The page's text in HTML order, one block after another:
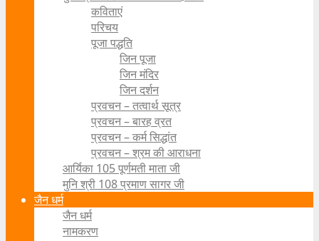
कविताएं
परिचय
पूजा पद्धति
जिन पूजा
जिन मंदिर
जिन दर्शन
प्रवचन – तत्वार्थ सूत्र
प्रवचन – बारह व्रत
प्रवचन – कर्म सिद्धांत
प्रवचन – श्रम की आराधना
आर्यिका 105 पूर्णमती माता जी
मुनि श्री 108 प्रमाण सागर जी
जैन धर्म
जैन धर्म
नामकरण